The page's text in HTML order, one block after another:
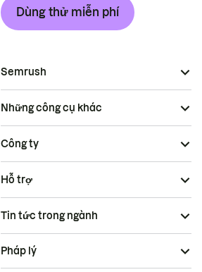
Dùng thử miễn phí
Semrush
Những công cụ khác
Công ty
Hỗ trợ
Tin tức trong ngành
Pháp lý